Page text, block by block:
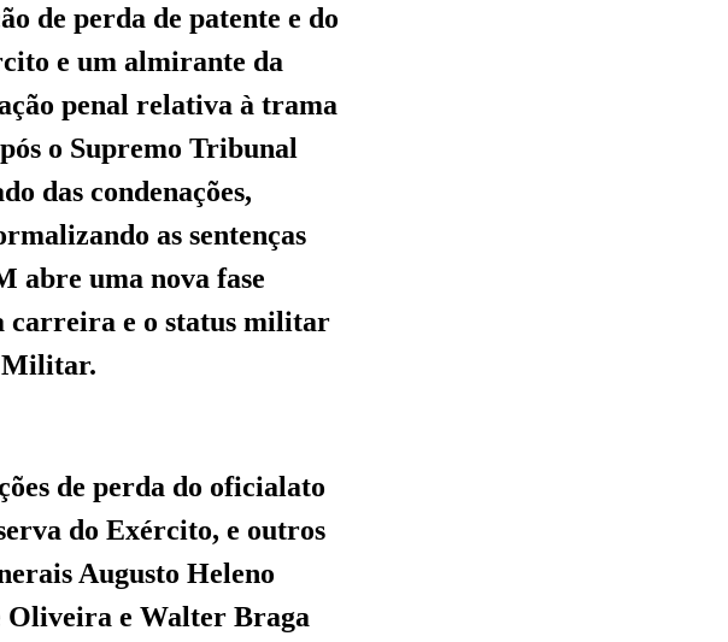
de perda de patente e do
e um almirante da
penal relativa à trama
o Supremo Tribunal
das condenações,
as sentenças
abre uma nova fase
carreira e o status militar
Militar.
de perda do oficialato
do Exército, e outros
Augusto Heleno
Oliveira e Walter Braga